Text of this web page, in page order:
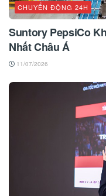
CHUYỂN ĐỘNG 24H
Suntory PepsiCo
Nhất Châu Á
11/07/2026